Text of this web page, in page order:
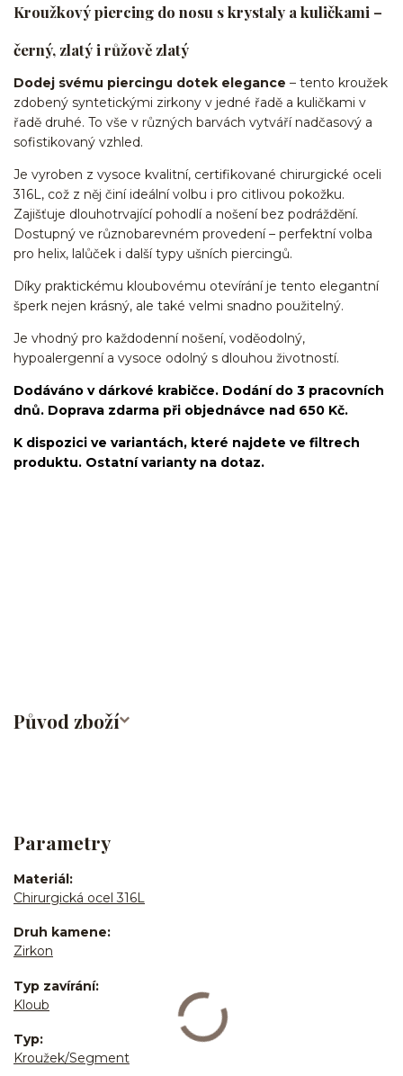
Kroužkový piercing do nosu s krystaly a kuličkami –
černý, zlatý i růžově zlatý
Dodej svému piercingu dotek elegance – tento kroužek
zdobený syntetickými zirkony v jedné řadě a kuličkami v
řadě druhé. To vše v různých barvách vytváří nadčasový a
sofistikovaný vzhled.
Je vyroben z vysoce kvalitní, certifikované chirurgické oceli
316L, což z něj činí ideální volbu i pro citlivou pokožku.
Zajišťuje dlouhotrvající pohodlí a nošení bez podráždění.
Dostupný ve různobarevném provedení – perfektní volba
pro helix, lalůček i další typy ušních piercingů.
Díky praktickému kloubovému otevírání je tento elegantní
šperk nejen krásný, ale také velmi snadno použitelný.
Je vhodný pro každodenní nošení, voděodolný,
hypoalergenní a vysoce odolný s dlouhou životností.
Dodáváno v dárkové krabičce. Dodání do 3 pracovních
dnů. Doprava zdarma při objednávce nad 650 Kč.
K dispozici ve variantách, které najdete ve filtrech
produktu. Ostatní varianty na dotaz.
Původ zboží
Parametry
Materiál
Chirurgická ocel 316L
Druh kamene
Zirkon
Typ zavírání
Kloub
Typ
Kroužek/Segment